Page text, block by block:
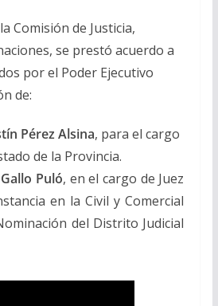
Comisión de Justicia,
se prestó acuerdo a
por el Poder Ejecutivo
de:
Pérez Alsina, para el cargo
de la Provincia.
Puló, en el cargo de Juez
en la Civil y Comercial
del Distrito Judicial